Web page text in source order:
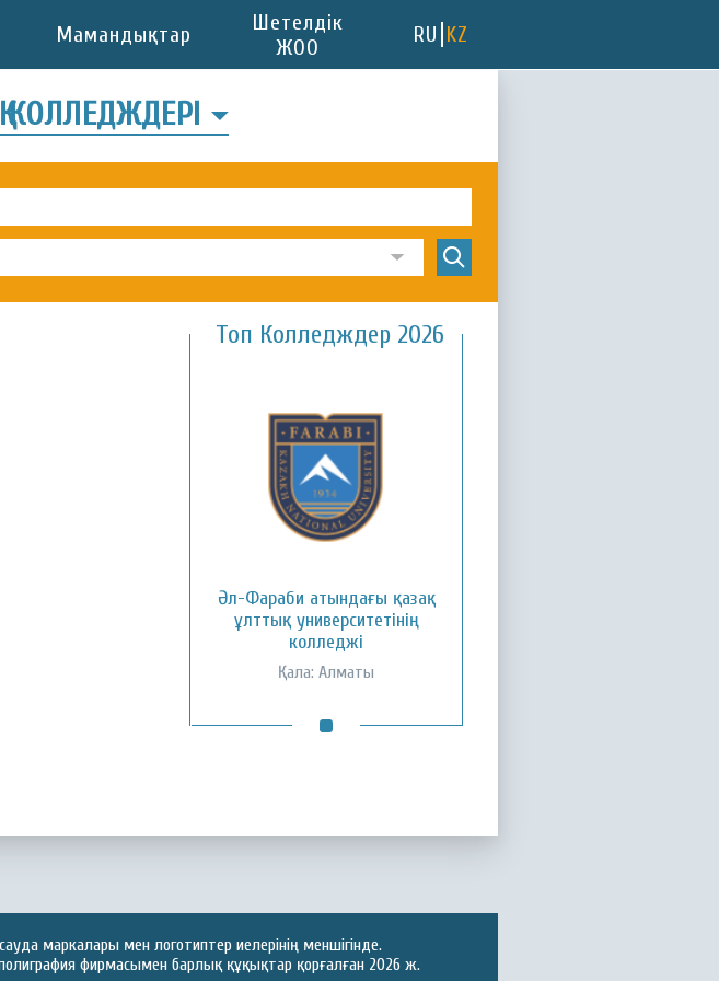
Мамандықтар
Шетелдік
ЖОО
RU KZ
КОЛЛЕДЖДЕРІ
Топ Колледждер 2026
Әл-Фараби атындағы қазақ
ұлттық университетінің
колледжі
Қала: Алматы
маркалары мен логотиптер иелерінің меншігінде.
фирмасымен барлық құқықтар қорғалған 2026 ж.